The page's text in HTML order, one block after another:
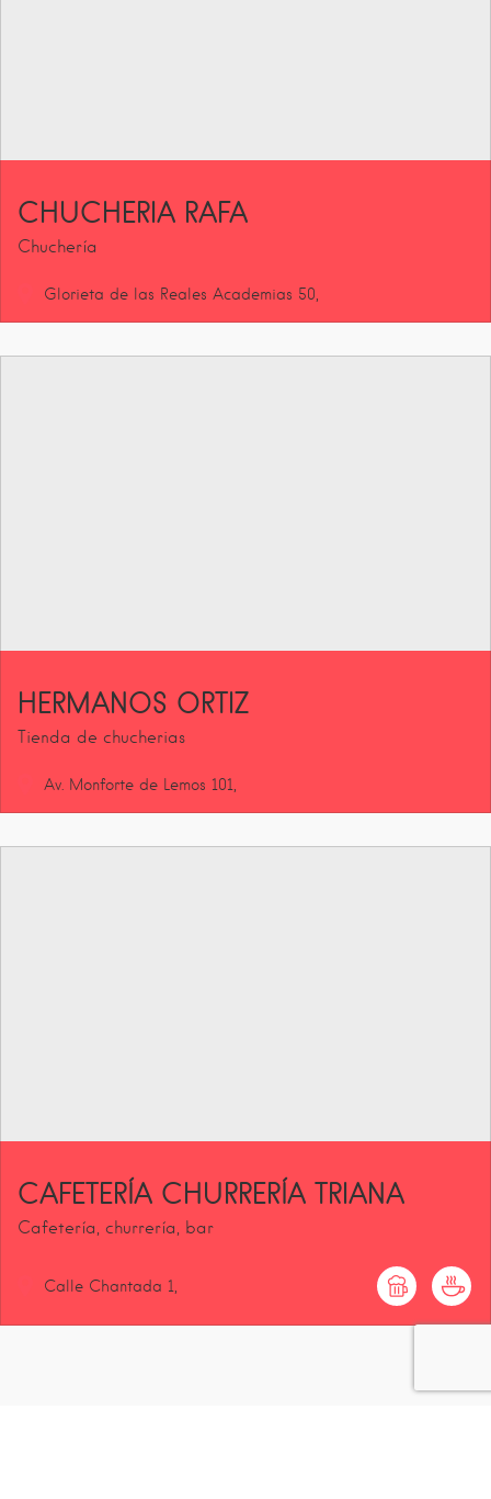
CHUCHERIA RAFA
Chuchería
Glorieta de las Reales Academias 50
HERMANOS ORTIZ
Tienda de chucherias
Av. Monforte de Lemos 101
CAFETERÍA CHURRERÍA TRIANA
Cafetería, churrería, bar
Calle Chantada 1